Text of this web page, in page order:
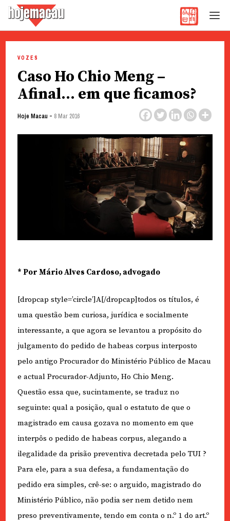
content
VOZES
Caso Ho Chio Meng –
Afinal… em que ficamos?
Hoje Macau - 8 Mar 2016
* Por Mário Alves Cardoso, advogado
[dropcap style=’circle’]A[/dropcap]todos os títulos, é
uma questão bem curiosa, jurídica e socialmente
interessante, a que agora se levantou a propósito do
julgamento do pedido de habeas corpus interposto
pelo antigo Procurador do Ministério Público de Macau
e actual Procurador-Adjunto, Ho Chio Meng.
Questão essa que, sucintamente, se traduz no
seguinte: qual a posição, qual o estatuto de que o
magistrado em causa gozava no momento em que
interpôs o pedido de habeas corpus, alegando a
ilegalidade da prisão preventiva decretada pelo TUI ?
Para ele, para a sua defesa, a fundamentação do
pedido era simples, crê-se: o arguido, magistrado do
Ministério Público, não podia ser nem detido nem
preso preventivamente, tendo em conta o n.º 1 do art.º